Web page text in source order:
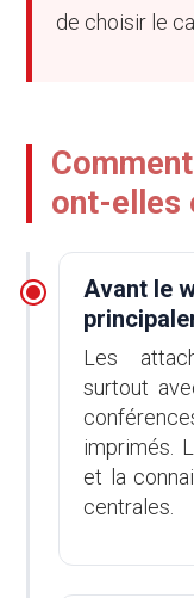
de choisir le
ont-elles
Avant le
Les
surtout
imprimés.
et la
centrales.